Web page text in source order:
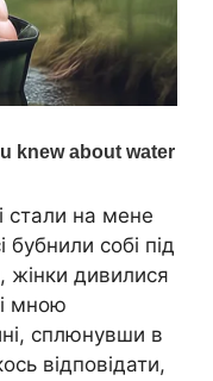
стали на мене
собі під
жінки дивилися
мною
сплюнувши в
відповідати,